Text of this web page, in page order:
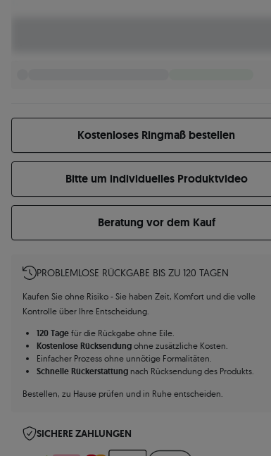
Kostenloses Ringmaß bestellen
Bitte um individuelles Produktvideo
Beratung vor dem Kauf
PROBLEMLOSE RÜCKGABE BIS ZU 120 TAGEN
Kaufen Sie ohne Risiko - Sie haben Zeit, Komfort und die volle
Kontrolle über Ihre Entscheidung.
120 Tage für die Rückgabe ohne Eile.
Kostenlose Rücksendung ohne zusätzliche Kosten.
Einfacher Prozess ohne unnötige Formalitäten.
Schnelle Rückerstattung nach Rücksendung des Produkts.
Bestellen, zu Hause prüfen und in Ruhe entscheiden.
SICHERE ZAHLUNGEN